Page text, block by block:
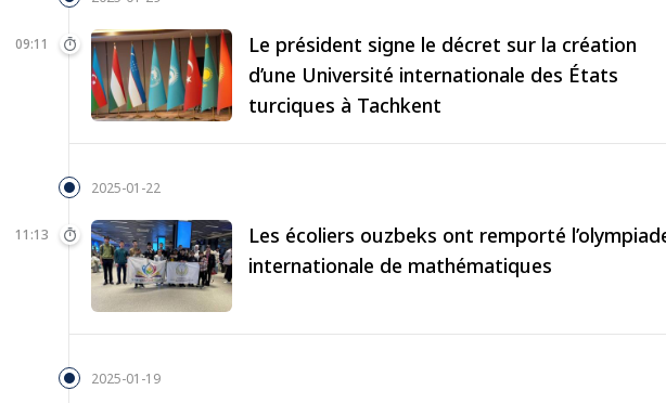
09:11
Le président signe le décret sur la création
d’une Université internationale des États
turciques à Tachkent
2025-01-22
11:13
Les écoliers ouzbeks ont remporté
internationale de mathématiques
2025-01-19